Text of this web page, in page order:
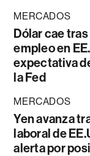
MERCADOS
Dólar cae
empleo en
expectativa
la Fed
MERCADOS
Yen avanza
laboral de
alerta por